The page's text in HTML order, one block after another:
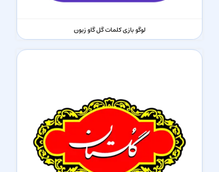
لوگو بازی کلمات گل گاو زبون